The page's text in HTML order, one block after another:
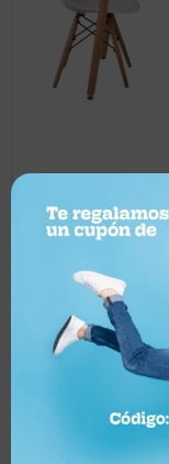
UYU4.684
Juego de
cuadrada + 2 sillas
Llega mañana